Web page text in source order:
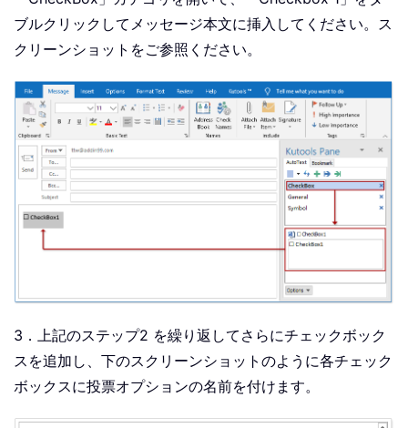
ブルクリックしてメッセージ本文に挿入してください。ス
クリーンショットをご参照ください。
3．上記のステップ2 を繰り返してさらにチェックボック
スを追加し、下のスクリーンショットのように各チェック
ボックスに投票オプションの名前を付けます。